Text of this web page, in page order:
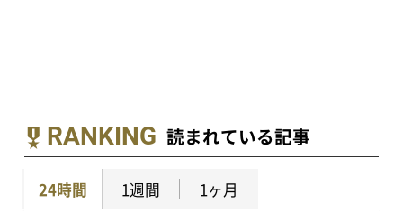
RANKING 読まれている記事
24時間 1週間 1ヶ月